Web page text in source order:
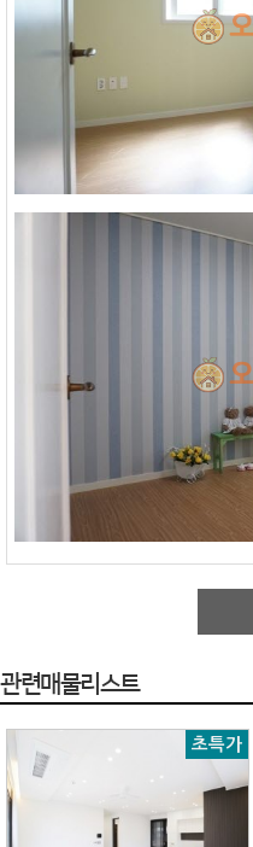
관련매물리스트
초특가